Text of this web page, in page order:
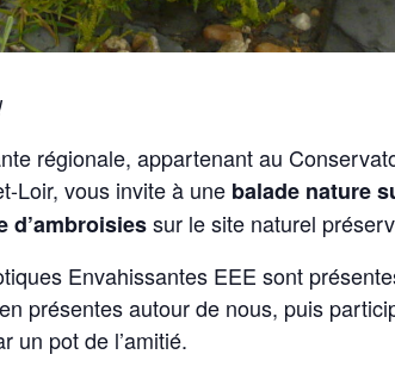
régionale, appartenant au
Loir, vous invite à une balade nature
d’ambroisiessur le site naturel
Envahissantes EEE sont
présentes autour de nous, puis
un pot de l’amitié.